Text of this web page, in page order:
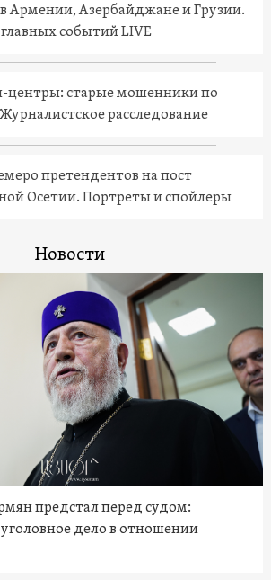
Армении, Азербайджане и Грузии.
событий LIVE
центры: старые мошенники по
расследование
претендентов на пост
Осетии. Портреты и спойлеры
Новости
предстал перед судом:
уголовное дело в отношении